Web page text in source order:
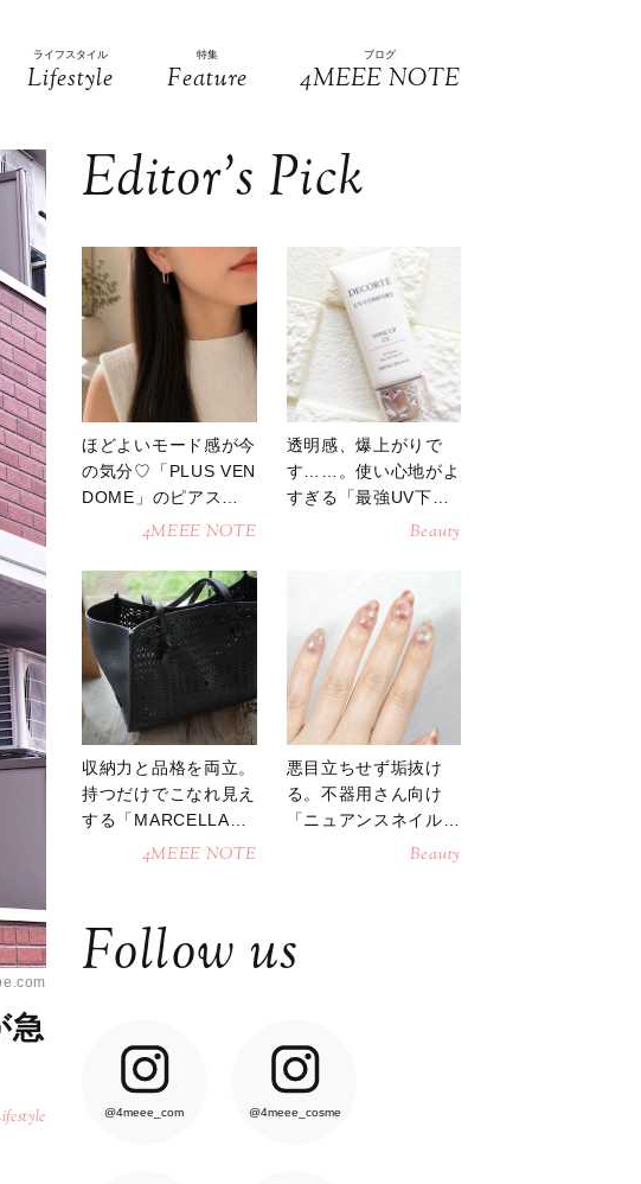
ライフスタイル
Lifestyle
特集
Feature
ブログ
4MEEE NOTE
急
Editor’s Pick
ほどよいモード感が今
の気分♡「PLUS VEN
DOME」のピアスが
4MEEE NOTE
透明感、爆上がりで
す……。使い心地がよ
すぎる「最強UV下
Beauty
収納力と品格を両立。
持つだけでこなれ見え
する「MARCELLAト
ートバッグ」4MEEE NOTE
悪目立ちせず垢抜け
る。不器用さん向け
「ニュアンスネイル」
Beauty
Follow us
@4meee_com @4meee_cosme